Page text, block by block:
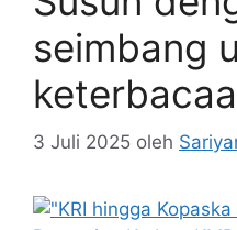
seimbang
3 Juli 2025 oleh